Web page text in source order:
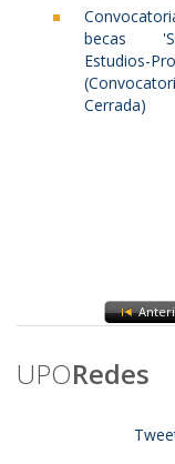
becas
Estudios-
Cerrada)
UPORedes